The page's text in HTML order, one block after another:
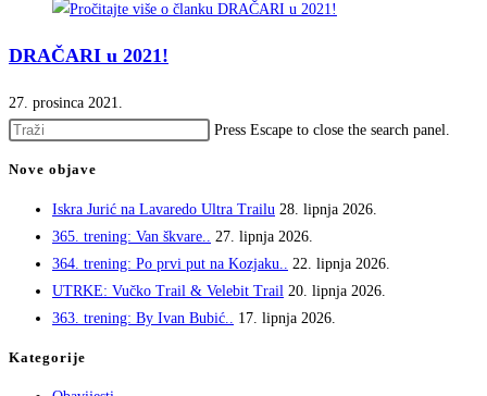
DRAČARI u 2021!
27. prosinca 2021.
Press Escape to close the search panel.
Nove objave
Iskra Jurić na Lavaredo Ultra Trailu 28. lipnja 2026.
365. trening: Van škvare..
27. lipnja 2026.
364. trening: Po prvi put na Kozjaku..
22. lipnja 2026.
UTRKE: Vučko Trail & Velebit Trail 20. lipnja 2026.
363. trening: By Ivan Bubić..
17. lipnja 2026.
Kategorije